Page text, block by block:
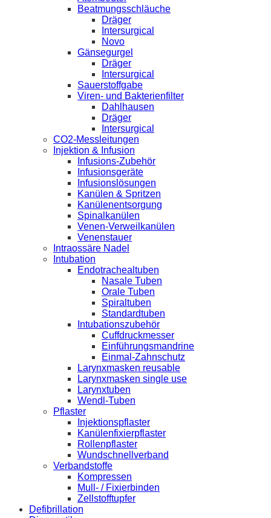
Beatmungsschläuche
Dräger
Intersurgical
Novo
Gänsegurgel
Dräger
Intersurgical
Sauerstoffgabe
Viren- und Bakterienfilter
Dahlhausen
Dräger
Intersurgical
CO2-Messleitungen
Injektion & Infusion
Infusions-Zubehör
Infusionsgeräte
Infusionslösungen
Kanülen & Spritzen
Kanülenentsorgung
Spinalkanülen
Venen-Verweilkanülen
Venenstauer
Intraossäre Nadel
Intubation
Endotrachealtuben
Nasale Tuben
Orale Tuben
Spiraltuben
Standardtuben
Intubationszubehör
Cuffdruckmesser
Einführungsmandrine
Einmal-Zahnschutz
Larynxmasken reusable
Larynxmasken single use
Larynxtuben
Wendl-Tuben
Pflaster
Injektionspflaster
Kanülenfixierpflaster
Rollenpflaster
Wundschnellverband
Verbandstoffe
Kompressen
Mull- / Fixierbinden
Zellstofftupfer
Defibrillation